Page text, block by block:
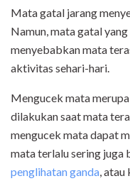
Mata gatal jarang
Namun, mata gatal
menyebabkan mata
aktivitas sehari-hari.
Mengucek mata
dilakukan saat mata
mengucek mata dapat
mata terlalu sering juga
penglihatan ganda, atau